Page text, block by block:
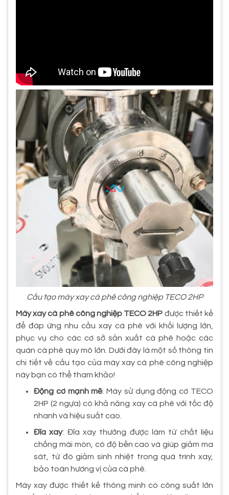
Cấu tạo máy xay cà phê công nghiệp TECO 2HP
Máy xay cà phê công nghiệp TECO 2HP được thiết kế
để đáp ứng nhu cầu xay cà phê với khối lượng lớn,
phục vụ cho các cơ sở sản xuất cà phê hoặc các
quán cà phê quy mô lớn. Dưới đây là một số thông tin
chi tiết về cấu tạo của máy xay cà phê công nghiệp
này bạn có thể tham khảo!
Động cơ mạnh mẽ: Máy sử dụng động cơ TECO
2HP (2 ngựa) có khả năng xay cà phê với tốc độ
nhanh và hiệu suất cao.
Đĩa xay: Đĩa xay thường được làm từ chất liệu
chống mài mòn, có độ bền cao và giúp giảm ma
sát, từ đó giảm sinh nhiệt trong quá trình xay,
bảo toàn hương vị của cà phê.
Máy xay được thiết kế thông minh có công suất lớn